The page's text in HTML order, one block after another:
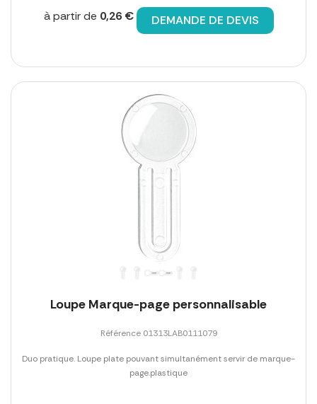
à partir de 0,26 € DEMANDE DE DEVIS
Loupe Marque-page personnalisable
Référence 01313LAB0111079
Duo pratique. Loupe plate pouvant simultanément servir de marque-
page.plastique